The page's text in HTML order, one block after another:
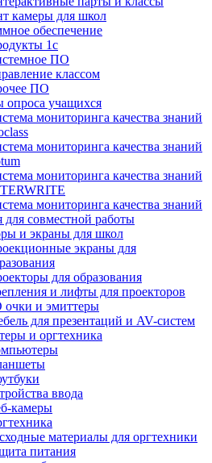
камеры для школ
обеспечение
1с
ПО
классом
ПО
опроса учащихся
мониторинга качества знаний
мониторинга качества знаний
мониторинга качества знаний
мониторинга качества знаний
для совместной работы
и экраны для школ
экраны для
для образования
и лифты для проекторов
очки и эмиттеры
для презентаций и AV-систем
и оргтехника
ввода
камеры
материалы для оргтехники
питания